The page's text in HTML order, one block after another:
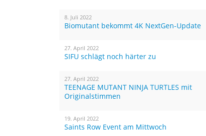
8. Juli 2022
Biomutant bekommt 4K NextGen-Update
27. April 2022
SIFU schlägt noch härter zu
27. April 2022
TEENAGE MUTANT NINJA TURTLES mit
Originalstimmen
19. April 2022
Saints Row Event am Mittwoch